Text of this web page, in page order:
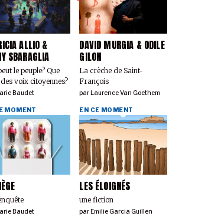
ALLIO &
SBARAGLIA
le peuple? Que
voix citoyennes?
Baudet
DAVID MURGIA & ODILE
GILON
La crèche de Saint-
François
par Laurence Van Goethem
MOMENT
Baudet
LES ÉLOIGNÉS
une fiction
EN CE MOMENT
parEmilie Garcia Guillen